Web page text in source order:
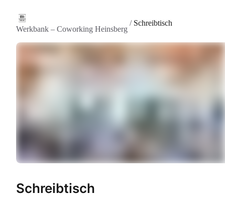
Werkbank – Coworking Heinsberg
/ Schreibtisch
Schreibtisch